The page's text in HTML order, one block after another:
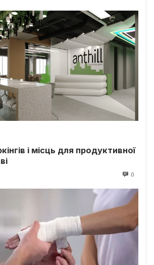
і місць для продуктивної
0